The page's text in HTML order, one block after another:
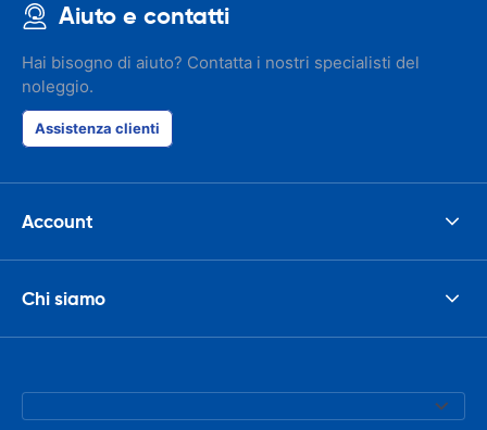
Aiuto e contatti
Hai bisogno di aiuto? Contatta i nostri specialisti del
noleggio.
Assistenza clienti
Account
Chi siamo